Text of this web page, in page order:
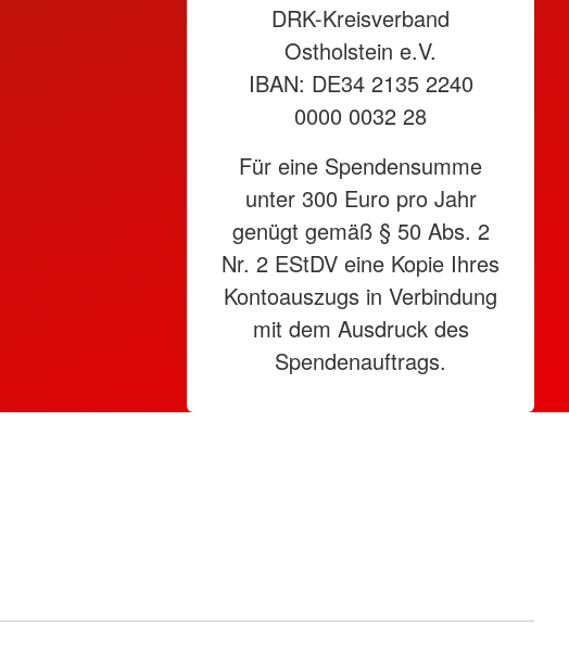
DRK-Kreisverband
Ostholstein e.V.
IBAN: DE34 2135 2240
0000 0032 28
Für eine Spendensumme
unter 300 Euro pro Jahr
genügt gemäß § 50 Abs. 2
Nr. 2 EStDV eine Kopie Ihres
Kontoauszugs in Verbindung
mit dem Ausdruck des
Spendenauftrags.